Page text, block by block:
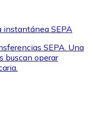
instantánea SEPA
SEPA. Una
buscan operar